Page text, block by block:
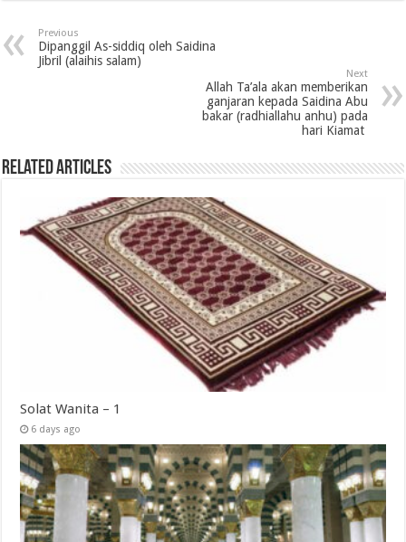
Previous
Dipanggil As-siddiq oleh Saidina
Jibril (alaihis salam)‎
Next
Allah Ta’ala akan memberikan
ganjaran kepada Saidina Abu
bakar (radhiallahu anhu) pada
‎hari Kiamat ‎
Related Articles
Solat Wanita – 1
6 days ago